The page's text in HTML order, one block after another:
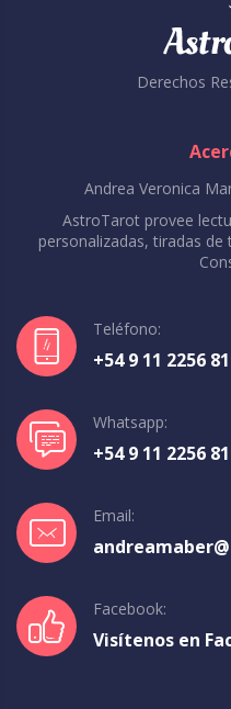
Derechos
Andrea Veronica
AstroTarot provee
personalizadas, tiradas
Teléfono:
+54 9 11 2256
Whatsapp:
+54 9 11 2256
Email:
Facebook:
Visítenos en